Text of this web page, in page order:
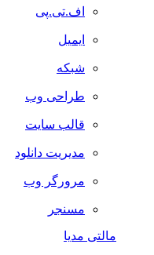
اف.تی.پی
ایمیل
شبکه
طراحی وب
قالب سایت
مدیریت دانلود
مرورگر وب
مسنجر
مالتی مدیا